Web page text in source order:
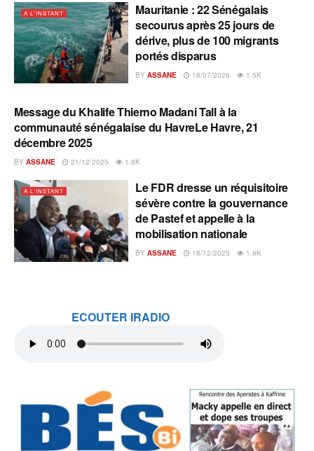
A L'INSTANT
Mauritanie : 22 Sénégalais
secourus après 25 jours de
dérive, plus de 100 migrants
portés disparus
BY ASSANE 18/07/2026 1.5K
A L'INSTANT
Message du Khalife Thierno Madani Tall à la
communauté sénégalaise du HavreLe Havre, 21
décembre 2025
BY ASSANE 21/12/2025 1.8K
A L'INSTANT
Le FDR dresse un réquisitoire
sévère contre la gouvernance
de Pastef et appelle à la
mobilisation nationale
BY ASSANE 18/12/2025 1.9K
ECOUTER IRADIO